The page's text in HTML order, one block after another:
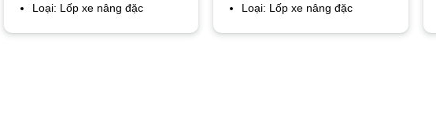
Loại: Lốp xe nâng đặc
Loại: Lốp xe nâng đặc